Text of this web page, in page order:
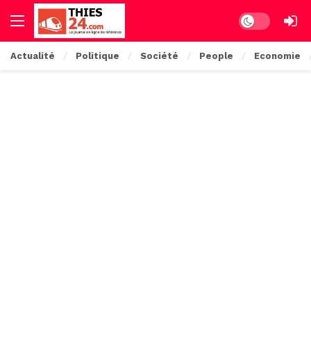
Dark mode
Actualité Politique Société People Economie